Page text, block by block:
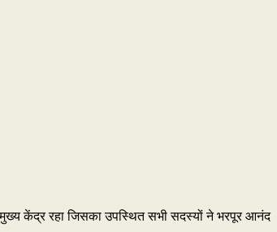
केंद्र रहा जिसका उपस्थित सभी सदस्यों ने भरपूर आनंद